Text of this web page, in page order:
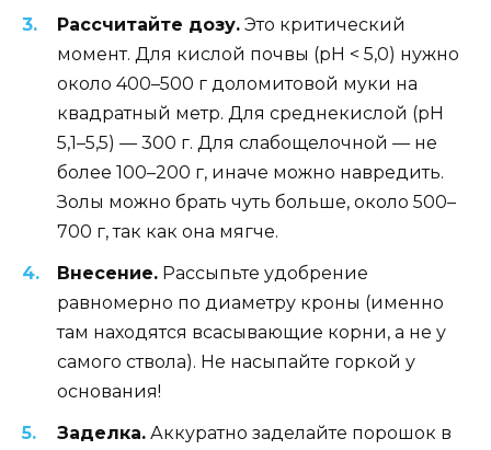
Рассчитайте дозу. Это критический
момент. Для кислой почвы (pH < 5,0) нужно
около 400–500 г доломитовой муки на
квадратный метр. Для среднекислой (pH
5,1–5,5) — 300 г. Для слабощелочной — не
более 100–200 г, иначе можно навредить.
Золы можно брать чуть больше, около 500–
700 г, так как она мягче.
Внесение. Рассыпьте удобрение
равномерно по диаметру кроны (именно
там находятся всасывающие корни, а не у
самого ствола). Не насыпайте горкой у
основания!
Заделка. Аккуратно заделайте порошок в